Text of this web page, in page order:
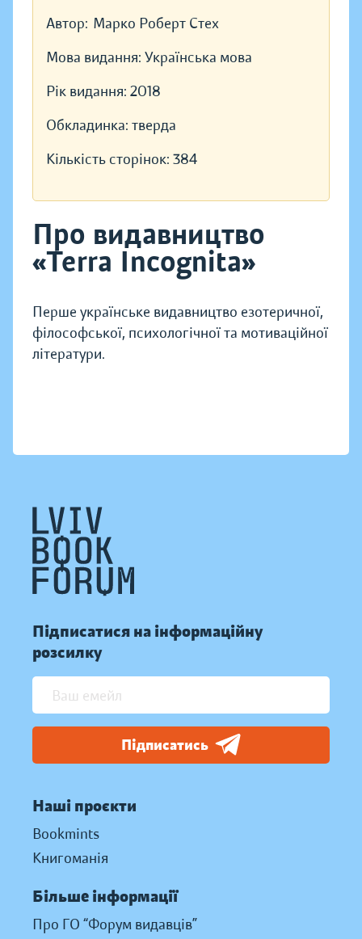
Автор: Марко Роберт Стех
Мова видання: Українська мова
Рік видання: 2018
Обкладинка: тверда
Кількість сторінок: 384
Про видавництво
«Terra Incognita»
Перше українське видавництво езотеричної,
філософської, психологічної та мотиваційної
літератури.
Підписатися на інформаційну
розсилку
Підписатись
Наші проєкти
Bookmints
Книгоманія
Більше інформації
Про ГО “Форум видавців”